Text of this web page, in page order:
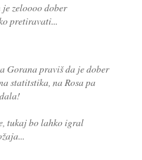
zeloooo dober
pretiravati...
Gorana praviš da je dober
statitstika, na Rosa pa
tukaj bo lahko igral